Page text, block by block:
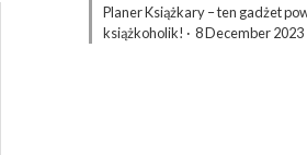
Planer Książkary – ten gadżet
książkoholik! · 8 December 2023